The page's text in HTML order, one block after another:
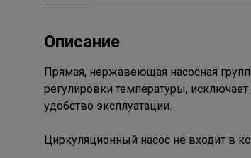
Описание
Прямая, нержавеющая насосная
регулировки температуры,
удобство эксплуатации.
Циркуляционный насос не входит в